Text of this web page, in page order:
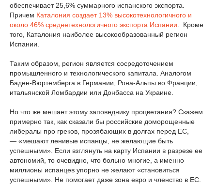
обеспечивает 25,6% суммарного испанского экспорта.
Причем Каталония создает 13% высокотехнологичного и
около 46% среднетехнологичного экспорта Испании . Кроме
того, Каталония наиболее высокообразованный регион
Испании.
Таким образом, регион является сосредоточением
промышленного и технологического капитала. Аналогом
Баден-Вюртемберга в Германии, Рона-Альпы во Франции,
итальянской Ломбардии или Донбасса на Украине.
Но что же мешает этому заповеднику процветания? Скажем
примерно так, как сказали бы российские доморощенные
либералы про греков, прозябающих в долгах перед ЕС,
— «мешают ленивые испанцы, не желающие быть
успешными». Если взглянуть на карту Испании в разрезе ее
автономий, то очевидно, что больно многие, а именно
миллионы испанцев упорно не желают «становиться
успешными». Не помогает даже зона евро и членство в ЕС.